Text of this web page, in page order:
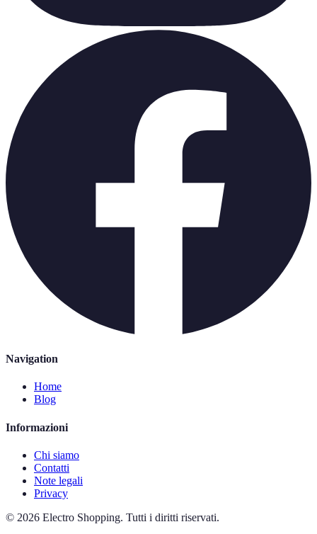
Navigation
Home
Blog
Informazioni
Chi siamo
Contatti
Note legali
Privacy
© 2026 Electro Shopping. Tutti i diritti riservati.